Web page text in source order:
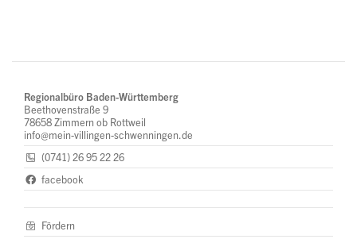
Regionalbüro Baden-Württemberg
Beethovenstraße 9
78658 Zimmern ob Rottweil
info@mein-villingen-schwenningen.de
(0741) 26 95 22 26
facebook
Fördern